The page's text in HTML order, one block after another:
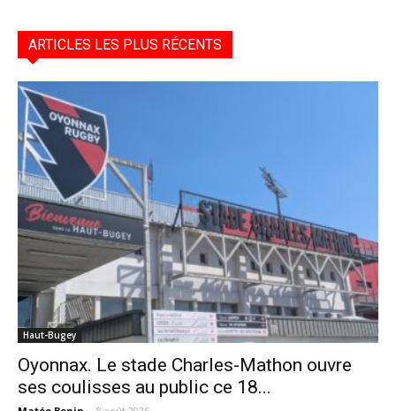
ARTICLES LES PLUS RÉCENTS
Haut-Bugey
Oyonnax. Le stade Charles-Mathon ouvre
ses coulisses au public ce 18...